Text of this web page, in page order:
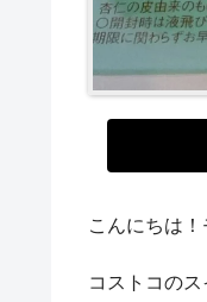
こんにちは！
コストコの